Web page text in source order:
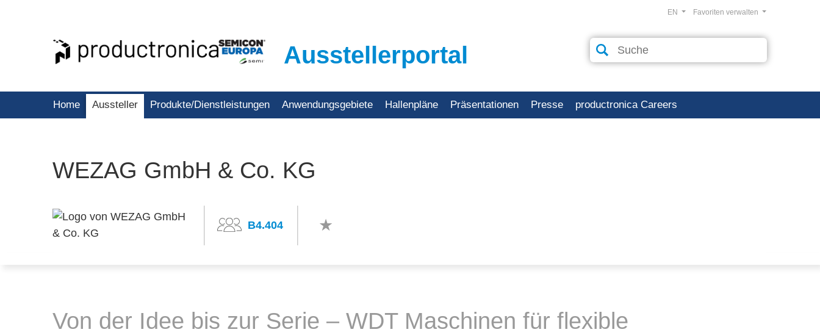
Ausstellerportal
Favoriten verwalten
EN
Home Aussteller Produkte/Dienstleistungen Anwendungsgebiete Hallenpläne Präsentationen Presse productronica Careers
WEZAG GmbH & Co. KG
B4.404
Von der Idee bis zur Serie – WDT Maschinen für flexible